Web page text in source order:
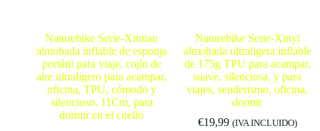
Naturehike Serie-Xintian
almohada inflable de esponja
portátil para viaje, cojín de
aire ultraligero para acampar,
oficina, TPU, cómodo y
silencioso, 11Cm, para
dormir en el cuello
Naturehike Serie-Xinyi
almohada ultraligera inflable
de 175g TPU para acampar,
suave, silenciosa, y para
viajes, senderismo, oficina,
dormir
€19,99 (IVA INCLUIDO)